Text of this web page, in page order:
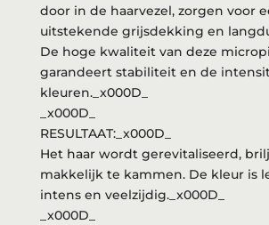
door in de haarvezel, zorgen voor
uitstekende grijsdekking en
De hoge kwaliteit van deze
garandeert stabiliteit en de
kleuren._x000D_
_x000D_
RESULTAAT:_x000D_
Het haar wordt gerevitaliseerd,
makkelijk te kammen. De kleur is
intens en veelzijdig._x000D_
_x000D_